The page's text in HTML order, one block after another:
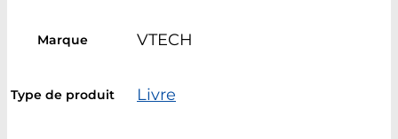
Marque VTECH
Type de produit Livre